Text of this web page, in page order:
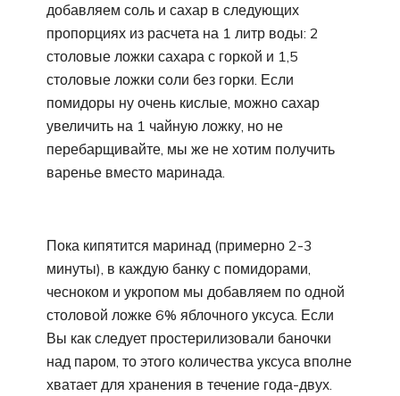
добавляем соль и сахар в следующих
пропорциях из расчета на 1 литр воды: 2
столовые ложки сахара с горкой и 1,5
столовые ложки соли без горки. Если
помидоры ну очень кислые, можно сахар
увеличить на 1 чайную ложку, но не
перебарщивайте, мы же не хотим получить
варенье вместо маринада.
Пока кипятится маринад (примерно 2-3
минуты), в каждую банку с помидорами,
чесноком и укропом мы добавляем по одной
столовой ложке 6% яблочного уксуса. Если
Вы как следует простерилизовали баночки
над паром, то этого количества уксуса вполне
хватает для хранения в течение года-двух.